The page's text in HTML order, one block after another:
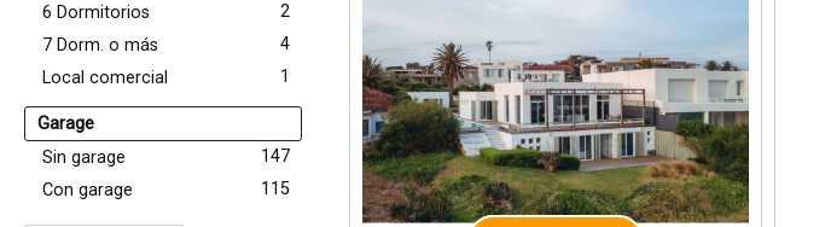
6 Dormitorios
2
7 Dorm. o más
4
Local comercial
1
Garage
Sin garage
147
Con garage
115